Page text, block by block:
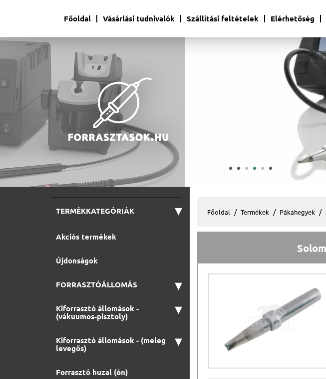
Főoldal Vásárlási tudnivalók Szállítási feltételek Elérhetőség
TERMÉKKATEGÓRIÁK ▾
Akciós termékek
Újdonságok
FORRASZTÓÁLLOMÁS ▾
Kiforrasztó állomások -
(vákuumos-pisztoly)
▾
Kiforrasztó állomások - (meleg
levegős)
▾
Forrasztó huzal (ón)
Főoldal Termékek Pákahegyek